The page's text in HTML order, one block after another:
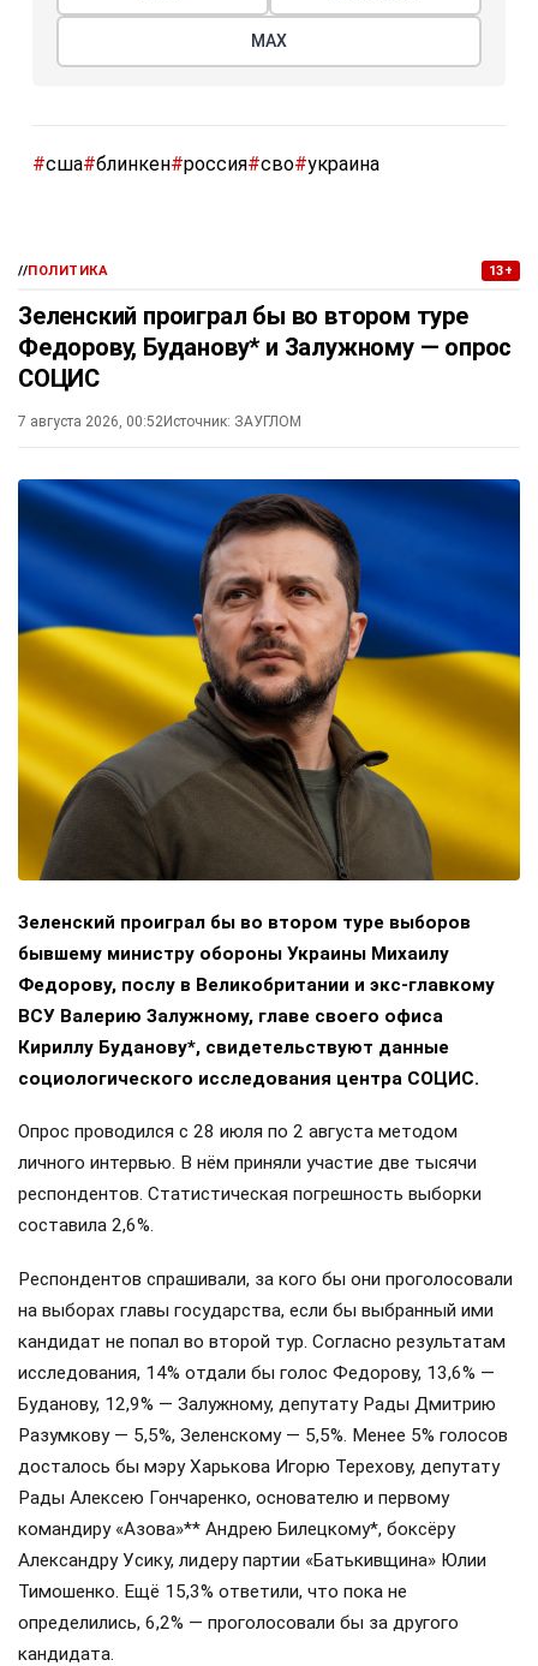
МАХ
#сша#блинкен#россия#сво#украина
//ПОЛИТИКА 13+
Зеленский проиграл бы во втором туре
Федорову, Буданову* и Залужному — опрос
СОЦИС
7 августа 2026, 00:52Источник: ЗАУГЛОМ
Зеленский проиграл бы во втором туре выборов
бывшему министру обороны Украины Михаилу
Федорову, послу в Великобритании и экс-главкому
ВСУ Валерию Залужному, главе своего офиса
Кириллу Буданову*, свидетельствуют данные
социологического исследования центра СОЦИС.
Опрос проводился с 28 июля по 2 августа методом
личного интервью. В нём приняли участие две тысячи
респондентов. Статистическая погрешность выборки
составила 2,6%.
Респондентов спрашивали, за кого бы они проголосовали
на выборах главы государства, если бы выбранный ими
кандидат не попал во второй тур. Согласно результатам
исследования, 14% отдали бы голос Федорову, 13,6% —
Буданову, 12,9% — Залужному, депутату Рады Дмитрию
Разумкову — 5,5%, Зеленскому — 5,5%. Менее 5% голосов
досталось бы мэру Харькова Игорю Терехову, депутату
Рады Алексею Гончаренко, основателю и первому
командиру «Азова»** Андрею Билецкому*, боксёру
Александру Усику, лидеру партии «Батькивщина» Юлии
Тимошенко. Ещё 15,3% ответили, что пока не
определились, 6,2% — проголосовали бы за другого
кандидата.